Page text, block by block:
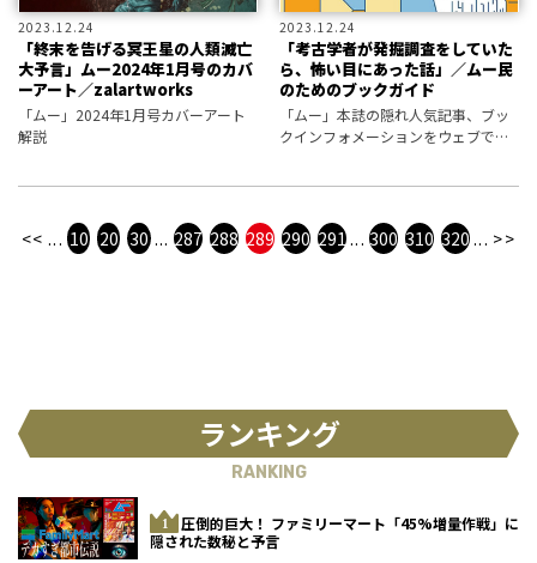
2023.12.24
「終末を告げる冥王星の人類滅亡
大予言」ムー2024年1月号のカバ
ーアート／zalartworks
「ムー」2024年1月号カバーアート
解説
2023.12.24
「考古学者が発掘調査をしていた
ら、怖い目にあった話」／ムー民
のためのブックガイド
「ムー」本誌の隠れ人気記事、ブッ
クインフォメーションをウェブで公
<< ... 10 20 30 ... 287 288 289 290 291... 300 310 320... >>
ランキング
RANKING
圧倒的巨大！ ファミリーマート「45%増量作戦」に
隠された数秘と予言